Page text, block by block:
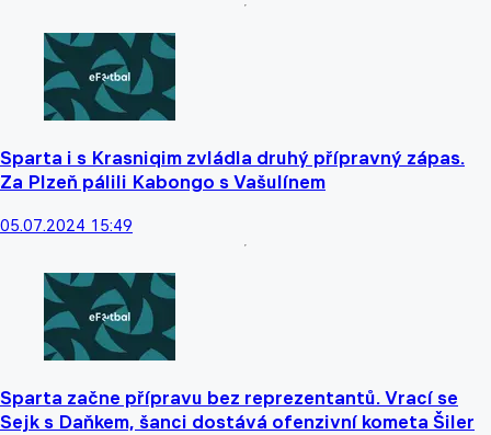
Sparta i s Krasniqim zvládla druhý přípravný zápas.
Za Plzeň pálili Kabongo s Vašulínem
05.07.2024 15:49
Sparta začne přípravu bez reprezentantů. Vrací se
Sejk s Daňkem, šanci dostává ofenzivní kometa Šiler